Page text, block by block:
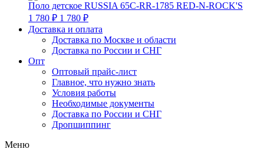
Поло детское RUSSIA 65C-RR-1785 RED-N-ROCK'S
1 780 ₽ 1 780 ₽
Доставка и оплата
Доставка по Москве и области
Доставка по России и СНГ
Опт
Оптовый прайс-лист
Главное, что нужно знать
Условия работы
Необходимые документы
Доставка по России и СНГ
Дропшиппинг
Меню